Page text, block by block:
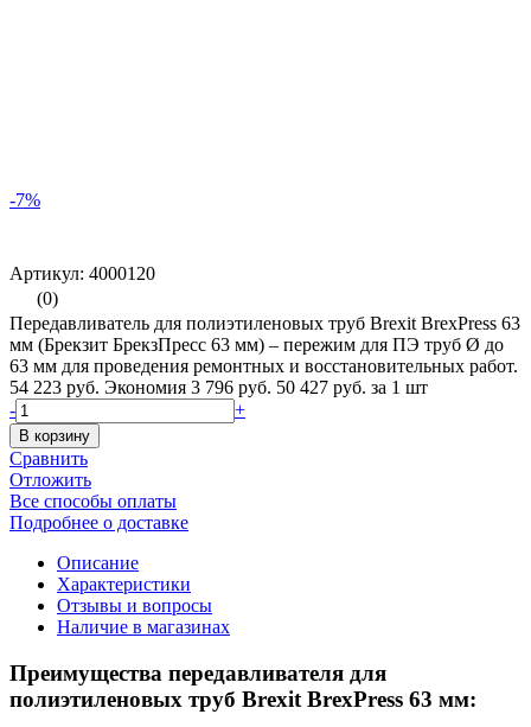
-7%
Артикул: 4000120
(0)
Передавливатель для полиэтиленовых труб Brexit BrexPress 63
мм (Брекзит БрекзПресс 63 мм) – пережим для ПЭ труб Ø до
63 мм для проведения ремонтных и восстановительных работ.
54 223 руб. Экономия 3 796 руб. 50 427 руб. за 1 шт
-
+
В корзину
Сравнить
Отложить
Все способы оплаты
Подробнее о доставке
Описание
Характеристики
Отзывы и вопросы
Наличие в магазинах
Преимущества передавливателя для
полиэтиленовых труб Brexit BrexPress 63 мм: